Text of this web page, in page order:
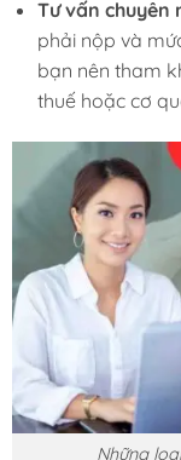
Tư vấn chuyên
phải nộp và
bạn nên tham
thuế hoặc cơ
Những